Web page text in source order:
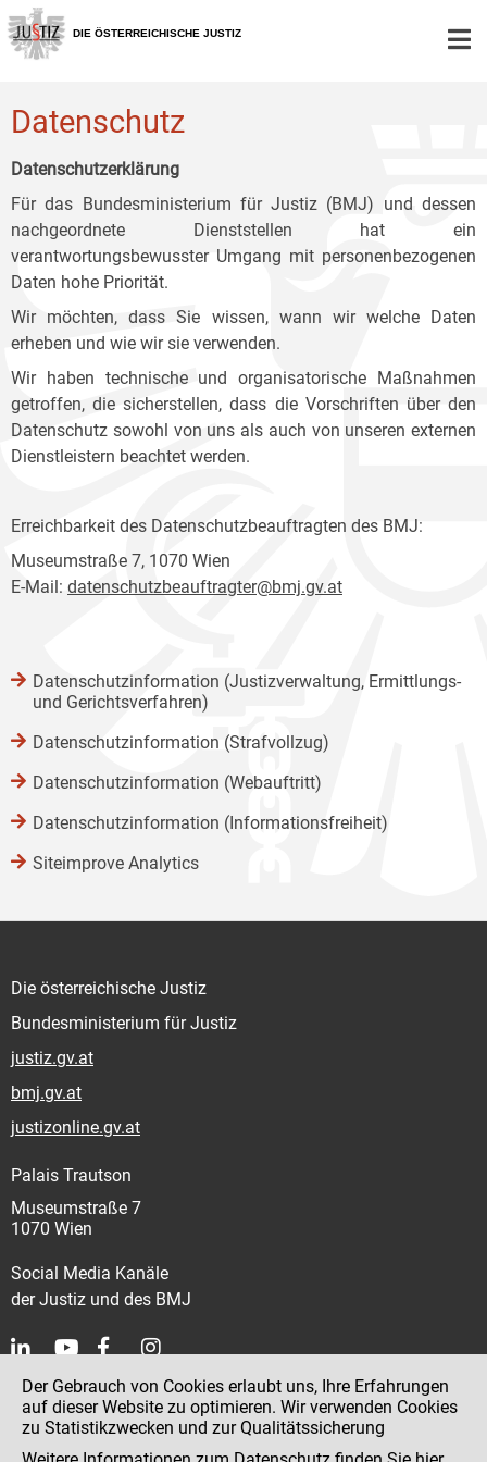
Zur
Hauptnavigation
[1]
Zum
Inhalt
[2]
Zum
Untermenü
[3]
DIE ÖSTERREICHISCHE JUSTIZ
Datenschutz
Datenschutzerklärung
Für das Bundesministerium für Justiz (BMJ) und dessen
nachgeordnete Dienststellen hat ein
verantwortungsbewusster Umgang mit personenbezogenen
Daten hohe Priorität.
Wir möchten, dass Sie wissen, wann wir welche Daten
erheben und wie wir sie verwenden.
Wir haben technische und organisatorische Maßnahmen
getroffen, die sicherstellen, dass die Vorschriften über den
Datenschutz sowohl von uns als auch von unseren externen
Dienstleistern beachtet werden.
Erreichbarkeit des Datenschutzbeauftragten des BMJ:
Museumstraße 7, 1070 Wien
E-Mail: datenschutzbeauftragter@bmj.gv.at
Datenschutzinformation (Justizverwaltung, Ermittlungs-
und Gerichtsverfahren)
Datenschutzinformation (Strafvollzug)
Datenschutzinformation (Webauftritt)
Datenschutzinformation (Informationsfreiheit)
Siteimprove Analytics
Die österreichische Justiz
Bundesministerium für Justiz
justiz.gv.at
bmj.gv.at
justizonline.gv.at
Palais Trautson
Museumstraße 7
1070 Wien
Social Media Kanäle
der Justiz und des BMJ
Kontakt
Impressum
Der Gebrauch von Cookies erlaubt uns, Ihre Erfahrungen
auf dieser Website zu optimieren. Wir verwenden Cookies
zu Statistikzwecken und zur Qualitätssicherung